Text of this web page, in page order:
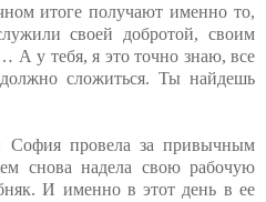
итоге получают именно то,
своей добротой, своим
А у тебя, я это точно знаю, все
сложиться. Ты найдешь
София провела за привычным
снова надела свою рабочую
И именно в этот день в ее